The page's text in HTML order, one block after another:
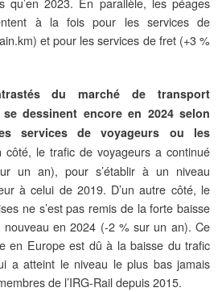
à la fois pour les services de
et pour les services de fret (+3 %
du marché de transport
dessinent encore en 2024 selon
services de voyageurs ou les
côté, le trafic de voyageurs a continué
un an), pour s’établir à un niveau
à celui de 2019. D’un autre côté, le
ne s’est pas remis de la forte baisse
en 2024 (-2 % sur un an). Ce
en Europe est dû à la baisse du trafic
a atteint le niveau le plus bas jamais
de l’IRG-Rail depuis 2015.